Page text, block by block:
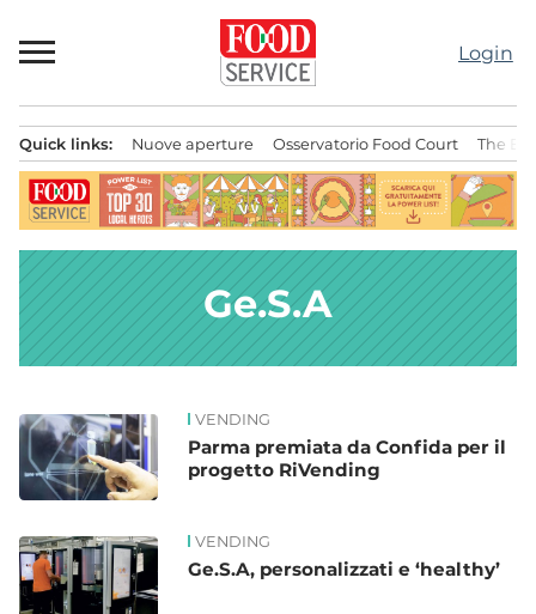
al
contenuto
Login
principale
Quick links: Nuove aperture Osservatorio Food Court The
Ge.S.A
News VENDING
Parma premiata da Confida per il
progetto RiVending
VENDING
Ge.S.A, personalizzati e ‘healthy’